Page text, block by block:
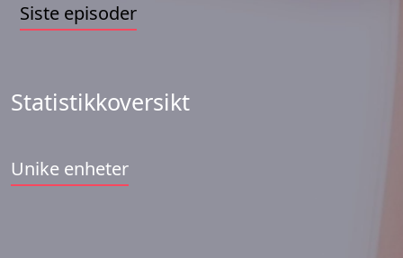
Siste episoder
Statistikkoversikt
Unike enheter